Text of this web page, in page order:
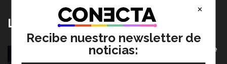
Lo más nuevo
Borregos CCM van por el campeonato en Liga Mayor de
×
Recibe nuestro newsletter de
noticias: